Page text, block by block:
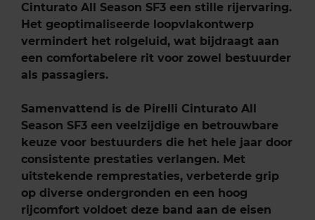
Cinturato All Season SF3 een stille rijervaring.
Het geoptimaliseerde loopvlakontwerp
vermindert het rolgeluid, wat bijdraagt aan
een comfortabelere rit voor zowel bestuurder
als passagiers.
Samenvattend is de Pirelli Cinturato All
Season SF3 een veelzijdige en betrouwbare
keuze voor bestuurders die het hele jaar door
consistente prestaties verlangen. Met
uitstekende remprestaties, verbeterde grip
op diverse ondergronden en een hoog
rijcomfort voldoet deze band aan de eisen